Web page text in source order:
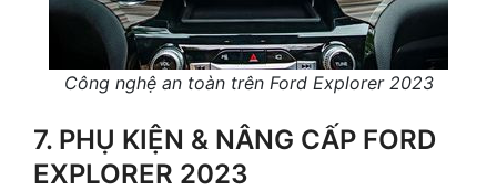
Công nghệ an toàn trên Ford Explorer 2023
7. PHỤ KIỆN & NÂNG CẤP FORD
EXPLORER 2023